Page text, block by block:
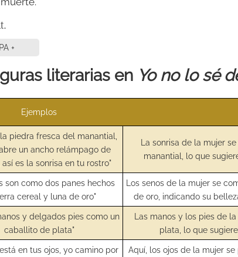
+
literarias en Yo no lo sé
Ejemplos
piedra fresca del manantial,
un ancho relámpago de
así es la sonrisa en tu rostro"
La sonrisa de la mujer
manantial, lo que
son como dos panes hechos
cereal y luna de oro"
Los senos de la mujer se
de oro, indicando su
y delgados pies como un
caballito de plata"
Las manos y los pies de
plata, lo que
en tus ojos, yo camino por
Aquí, los ojos de la mujer